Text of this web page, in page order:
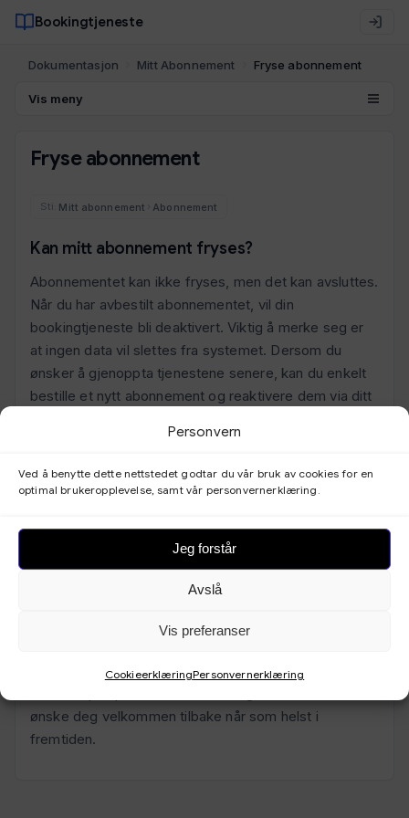
Personvern
Ved å benytte dette nettstedet godtar du vår bruk av cookies for en
optimal brukeropplevelse, samt vår personvernerklæring.
Jeg forstår
Avslå
Vis preferanser
CookieerklæringPersonvernerklæring
Bookingtjeneste
Dokumentasjon Mitt Abonnement Fryse abonnement
Vis meny
Fryse abonnement
Mitt abonnement Abonnement
Kan mitt abonnement fryses?
Abonnementet kan ikke fryses, men det kan avsluttes.
Når du har avbestilt abonnementet, vil din
bookingtjeneste bli deaktivert. Viktig å merke seg er
at ingen data vil slettes fra systemet. Dersom du
ønsker å gjenoppta tjenestene senere, kan du enkelt
bestille et nytt abonnement og reaktivere dem via ditt
Veiledning for oppsigelse
Gå til Mitt abonnement → Abonnement.
Oppe til høyre finner du knappen
ønske deg velkommen tilbake når som helst i
fremtiden.